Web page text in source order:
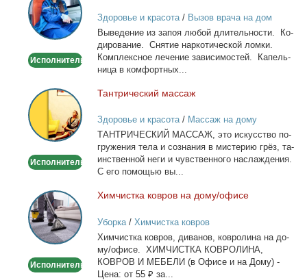
из
запоя.
Капельница,
Исполнитель
Здоровье и красота/ Вызов врача на дом
Вы­ве­де­ние из за­поя лю­бой дли­тель­но­сти. Ко­
ди­ро­ва­ние. Сня­тие нар­ко­ти­че­ской лом­ки.
Ком­плекс­ное ле­че­ние за­ви­си­мо­стей. Ка­пель­
ни­ца в ком­форт­ных...
Тантрический
массаж
Исполнитель
Тан­три­че­ский мас­саж
Здоровье и красота/ Массаж на дому
ТАНТРИЧЕСКИЙ МАССАЖ, это ис­кус­ство по­
гру­же­ния те­ла и со­зна­ния в ми­сте­рию грёз, та­
ин­ствен­ной неги и чув­ствен­но­го на­сла­жде­ния.
С его по­мо­щью вы...
Химчистка
ковров
на
дому/
Исполнитель
Хим­чист­ка ков­ров на до­му/офи­се
Уборка/ Химчистка ковров
Хим­чист­ка ков­ров, ди­ва­нов, ков­ро­ли­на на до­
му/офи­се. ХИМЧИСТКА КОВРОЛИНА,
КОВРОВ И МЕБЕЛИ (в Офи­се и на До­му) -
Це­на: от 55 ₽ за...